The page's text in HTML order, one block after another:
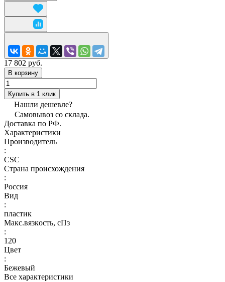
17 802 руб.
В корзину
Купить в 1 клик
Нашли дешевле?
Самовывоз со склада.
Доставка по РФ.
Характеристики
Производитель
:
CSC
Страна происхождения
:
Россия
Вид
:
пластик
Макс.вязкoсть, сПз
:
120
Цвет
:
Бежевый
Все характеристики